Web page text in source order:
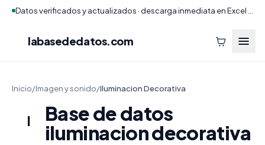
labasededatos.com
Inicio/Imagen y sonido/Iluminacion Decorativa
I
Base de datos
iluminacion decorativa